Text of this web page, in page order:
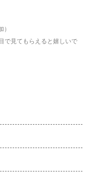
で見てもらえると嬉しいで